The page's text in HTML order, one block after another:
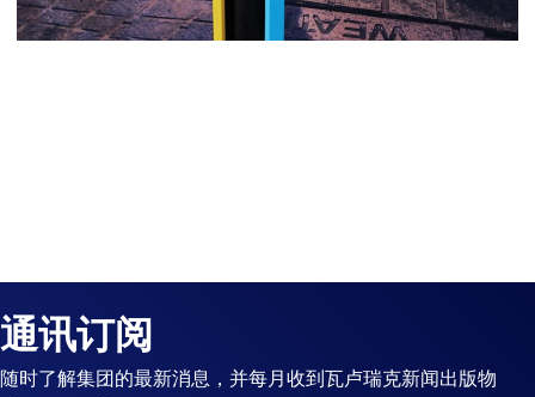
通讯订阅
随时了解集团的最新消息，并每月收到瓦卢瑞克新闻出版物